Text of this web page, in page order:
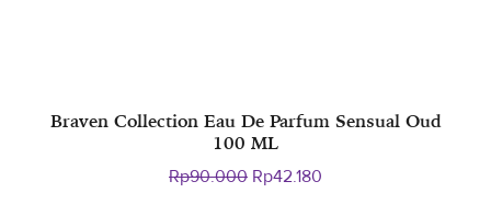
Braven Collection Eau De Parfum Sensual Oud
100 ML
Rp90.000 Original
Rp42.180